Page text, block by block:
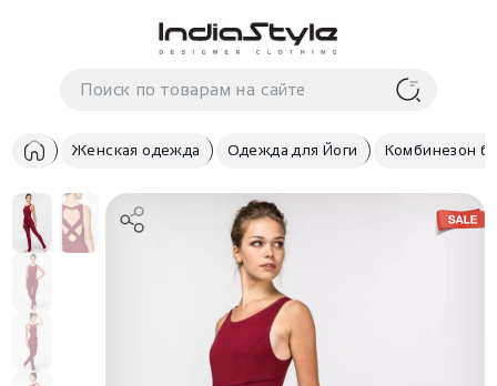
Корзина
В корзиненеттоваров
Корзина покупок пуста..
Женская одежда Одежда для Йоги Комбинезон